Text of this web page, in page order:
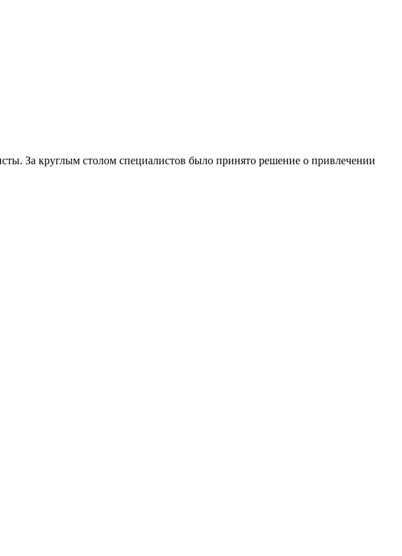
За круглым столом специалистов было принято решение о привлечении